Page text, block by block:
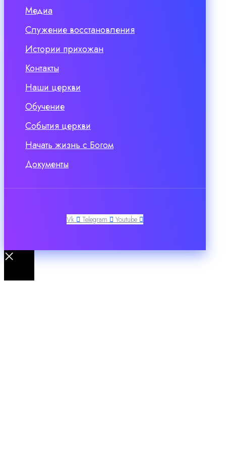
Медиа
Служение восстановления
Истории прихожан
Контакты
Наши церкви
Обучение
События церкви
Начать жизнь с Богом
Документы
Vk Telegram Youtube